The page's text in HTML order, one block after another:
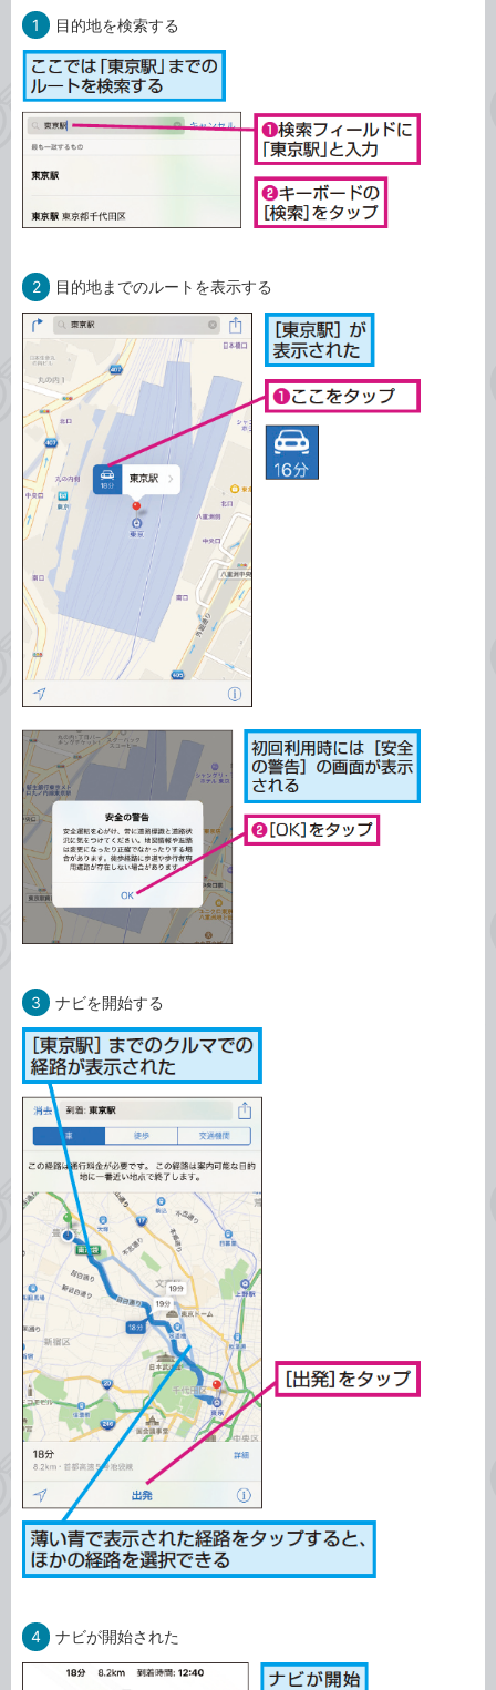
1 目的地を検索する
2 目的地までのルートを表示する
3 ナビを開始する
4 ナビが開始された